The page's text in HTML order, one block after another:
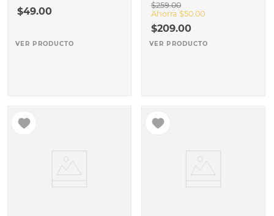
$49.00
VER PRODUCTO
$259.00
Ahorra $50.00
$209.00
VER PRODUCTO